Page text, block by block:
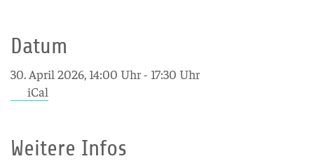
Datum
30. April 2026, 14:00 Uhr - 17:30 Uhr
iCal
Weitere Infos